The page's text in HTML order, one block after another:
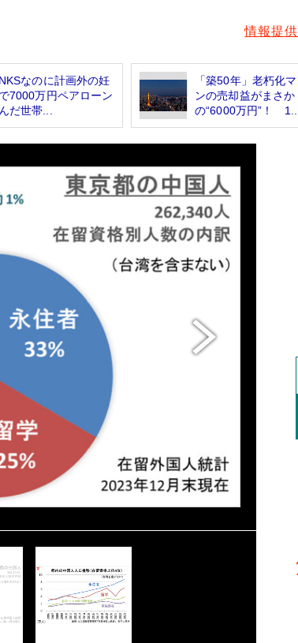
情報提供
なのに計画外の妊
7000万円ペアローン
だ世帯...
「築50年」老朽化
ンの売却益がまさか
の“6000万円”！ 1...